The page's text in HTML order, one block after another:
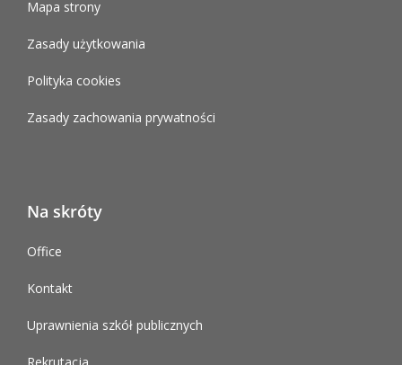
Mapa strony
Zasady użytkowania
Polityka cookies
Zasady zachowania prywatności
Na skróty
Office
Kontakt
Uprawnienia szkół publicznych
Rekrutacja